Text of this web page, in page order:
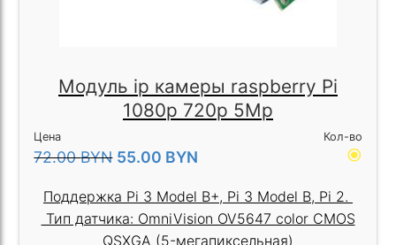
Модуль ip камеры raspberry Pi
1080p 720p 5Mp
Цена
72.00BYN 55.00 BYN
Кол-во
radio_button_checked
Поддержка Pi 3 Model B+, Pi 3 Model B, Pi 2.
Тип датчика: OmniVision OV5647 color CMOS
QSXGA (5-мегапиксельная)